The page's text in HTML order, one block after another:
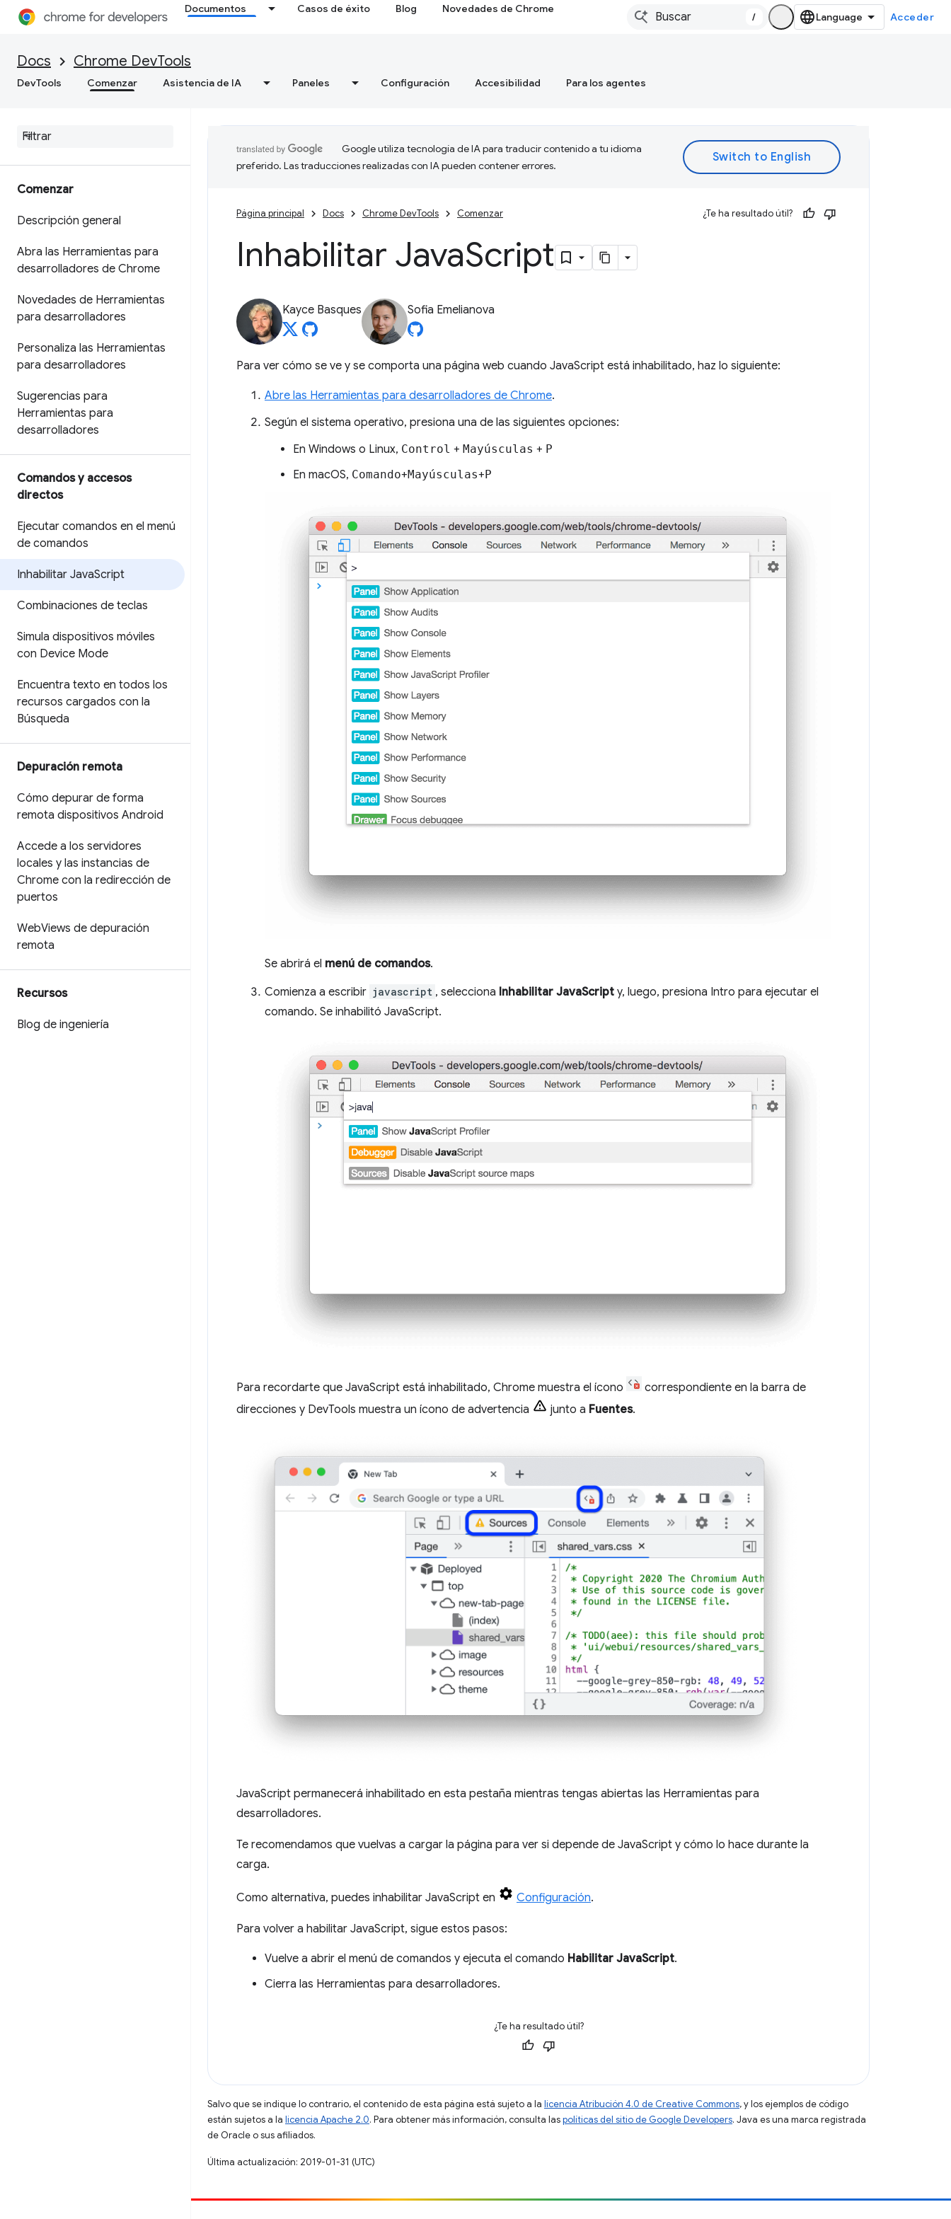
Documentos Casos de éxito Blog Novedades de Chrome
/ Acceder
Docs Chrome DevTools
DevTools Comenzar Asistencia de IA Paneles Configuración Accesibilidad Para los agentes
Comenzar
Descripción general
Abra las Herramientas para
desarrolladores de Chrome
Novedades de Herramientas
para desarrolladores
Personaliza las Herramientas
para desarrolladores
Sugerencias para
Herramientas para
desarrolladores
Comandos y accesos
directos
Ejecutar comandos en el menú
de comandos
Inhabilitar JavaScript
Combinaciones de teclas
Simula dispositivos móviles
con Device Mode
Encuentra texto en todos los
recursos cargados con la
Búsqueda
Depuración remota
Cómo depurar de forma
remota dispositivos Android
Accede a los servidores
locales y las instancias de
Chrome con la redirección de
puertos
WebViews de depuración
remota
Recursos
Blog de ingeniería
Google utiliza tecnología de IA para traducir contenido a tu idioma
preferido. Las traducciones realizadas con IA pueden contener errores.
Página principal Docs Chrome DevTools Comenzar ¿Te ha resultado útil?
Inhabilitar JavaScript
Kayce Basques Sofia Emelianova
Para ver cómo se ve y se comporta una página web cuando JavaScript está inhabilitado, haz lo siguiente:
Abre las Herramientas para desarrolladores de Chrome.
Según el sistema operativo, presiona una de las siguientes opciones:
En Windows o Linux, Control + Mayúsculas + P
En macOS, Comando+Mayúsculas+P
Se abrirá el menú de comandos.
Comienza a escribir javascript , selecciona Inhabilitar JavaScript y, luego, presiona Intro para ejecutar el
comando. Se inhabilitó JavaScript.
Para recordarte que JavaScript está inhabilitado, Chrome muestra el ícono
correspondiente en la barra de
direcciones y DevTools muestra un ícono de advertencia
junto a Fuentes.
JavaScript permanecerá inhabilitado en esta pestaña mientras tengas abiertas las Herramientas para
desarrolladores.
Te recomendamos que vuelvas a cargar la página para ver si depende de JavaScript y cómo lo hace durante la
carga.
Como alternativa, puedes inhabilitar JavaScript en Configuración.
Para volver a habilitar JavaScript, sigue estos pasos:
Vuelve a abrir el menú de comandos y ejecuta el comando Habilitar JavaScript.
Cierra las Herramientas para desarrolladores.
¿Te ha resultado útil?
Salvo que se indique lo contrario, el contenido de esta página está sujeto a la licencia Atribución 4.0 de Creative Commons, y los ejemplos de código
están sujetos a la licencia Apache 2.0. Para obtener más información, consulta laspolíticas del sitio de Google Developers. Java es una marca registrada
de Oracle o sus afiliados.
Última actualización: 2019-01-31 (UTC)